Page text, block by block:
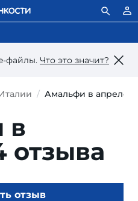
файлы. Что это значит?
Амальфи в апреле
в
отзыва
отзыв